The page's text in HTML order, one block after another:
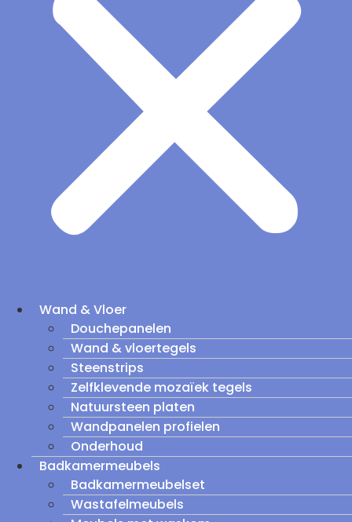
Wand & Vloer
Douchepanelen
Wand & vloertegels
Steenstrips
Zelfklevende mozaïek tegels
Natuursteen platen
Wandpanelen profielen
Onderhoud
Badkamermeubels
Badkamermeubelset
Wastafelmeubels